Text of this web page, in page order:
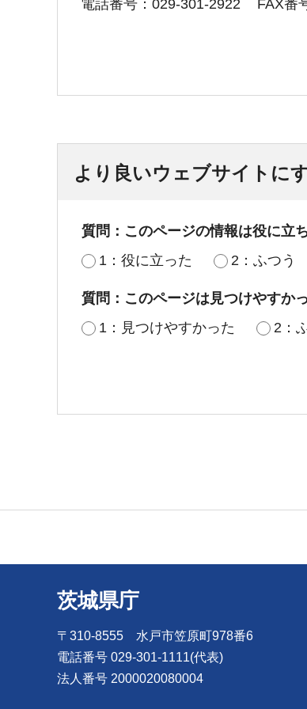
電話番号：029-301-2922 FAX番
より良いウェブサイトに
質問：このページの情報は役に立
1：役に立った
2：ふつう
質問：このページは見つけやすか
1：見つけやすかった
2：
茨城県庁
〒310-8555 水戸市笠原町978番6
電話番号 029-301-1111(代表)
法人番号 2000020080004